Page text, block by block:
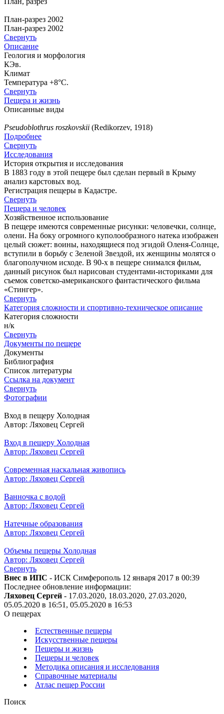
План-разрез 2002
План-разрез 2002
Свернуть
Описание
Геология и морфология
КЭв.
Климат
Температура +8°С.
Свернуть
Пещера и жизнь
Описанные виды
Pseudoblothrus roszkovskii (Redikorzev, 1918)
Подробнее
Свернуть
Исследования
История открытия и исследования
В 1883 году в этой пещере был сделан первый в Крыму
анализ карстовых вод.
Регистрация пещеры в Кадастре.
Свернуть
Пещера и человек
Хозяйственное использование
В пещере имеются современные рисунки: человечки, солнце,
олени. На боку огромного куполообразного натека изображен
целый сюжет: воины, находящиеся под эгидой Оленя-Солнце,
вступили в борьбу с Зеленой Звездой, их женщины молятся о
благополучном исходе. В 90-х в пещере снимался фильм,
данный рисунок был нарисован студентами-историками для
съемок советско-американского фантастического фильма
«Стингер».
Свернуть
Категория сложности и спортивно-техническое описание
Категория сложности
н/к
Свернуть
Документы по пещере
Документы
Библиография
Список литературы
Ссылка на документ
Свернуть
Фотографии
Вход в пещеру Холодная
Автор: Ляховец Сергей
Вход в пещеру Холодная
Автор: Ляховец Сергей
Современная наскальная живопись
Автор: Ляховец Сергей
Ванночка с водой
Автор: Ляховец Сергей
Натечные образования
Автор: Ляховец Сергей
Объемы пещеры Холодная
Автор: Ляховец Сергей
Свернуть
Внес в ИПС - ИСК Симферополь 12 января 2017 в 00:39
Последнее обновление информации:
Ляховец Сергей - 17.03.2020, 18.03.2020, 27.03.2020,
05.05.2020 в 16:51, 05.05.2020 в 16:53
О пещерах
Естественные пещеры
Искусственные пещеры
Пещеры и жизнь
Пещеры и человек
Методика описания и исследования
Справочные материалы
Атлас пещер России
Поиск